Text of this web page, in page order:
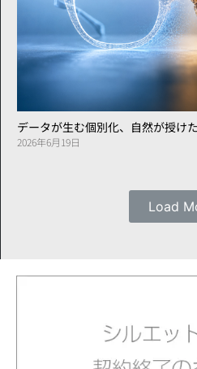
データが生む個別化、自然が授け
2026年6月19日
Load